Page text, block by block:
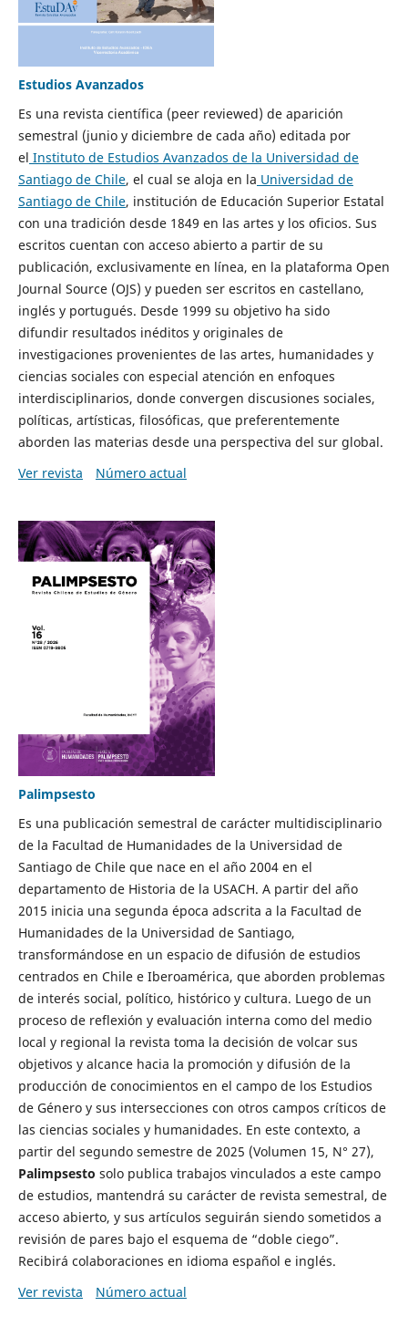
Estudios Avanzados
Es una revista científica (peer reviewed) de aparición
semestral (junio y diciembre de cada año) editada por
el Instituto de Estudios Avanzados de la Universidad de
Santiago de Chile, el cual se aloja en la Universidad de
Santiago de Chile, institución de Educación Superior Estatal
con una tradición desde 1849 en las artes y los oficios. Sus
escritos cuentan con acceso abierto a partir de su
publicación, exclusivamente en línea, en la plataforma Open
Journal Source (OJS) y pueden ser escritos en castellano,
inglés y portugués. Desde 1999 su objetivo ha sido
difundir resultados inéditos y originales de
investigaciones provenientes de las artes, humanidades y
ciencias sociales con especial atención en enfoques
interdisciplinarios, donde convergen discusiones sociales,
políticas, artísticas, filosóficas, que preferentemente
aborden las materias desde una perspectiva del sur global.
Ver revista
Número actual
Palimpsesto
Es una publicación semestral de carácter multidisciplinario
de la Facultad de Humanidades de la Universidad de
Santiago de Chile que nace en el año 2004 en el
departamento de Historia de la USACH. A partir del año
2015 inicia una segunda época adscrita a la Facultad de
Humanidades de la Universidad de Santiago,
transformándose en un espacio de difusión de estudios
centrados en Chile e Iberoamérica, que aborden problemas
de interés social, político, histórico y cultura. Luego de un
proceso de reflexión y evaluación interna como del medio
local y regional la revista toma la decisión de volcar sus
objetivos y alcance hacia la promoción y difusión de la
producción de conocimientos en el campo de los Estudios
de Género y sus intersecciones con otros campos críticos de
las ciencias sociales y humanidades. En este contexto, a
partir del segundo semestre de 2025 (Volumen 15, N° 27),
Palimpsesto solo publica trabajos vinculados a este campo
de estudios, mantendrá su carácter de revista semestral, de
acceso abierto, y sus artículos seguirán siendo sometidos a
revisión de pares bajo el esquema de “doble ciego”.
Recibirá colaboraciones en idioma español e inglés.
Ver revista
Número actual